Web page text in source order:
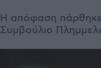
Η απόφαση
Συμβούλιο